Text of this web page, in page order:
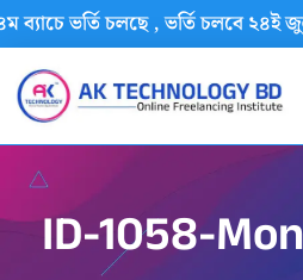
ব্যাচে ভর্তি চলছে , ভর্তি চলবে
ID-1058-